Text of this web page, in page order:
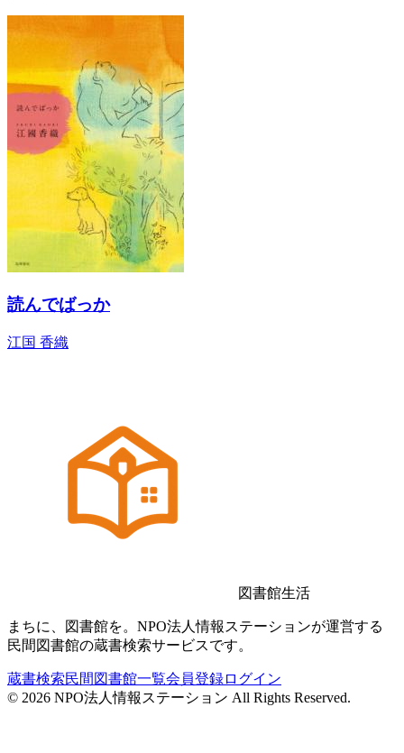
読んでばっか
江国 香織
図書館生活
まちに、図書館を。NPO法人情報ステーションが運営する
民間図書館の蔵書検索サービスです。
蔵書検索民間図書館一覧会員登録ログイン
© 2026 NPO法人情報ステーション All Rights Reserved.